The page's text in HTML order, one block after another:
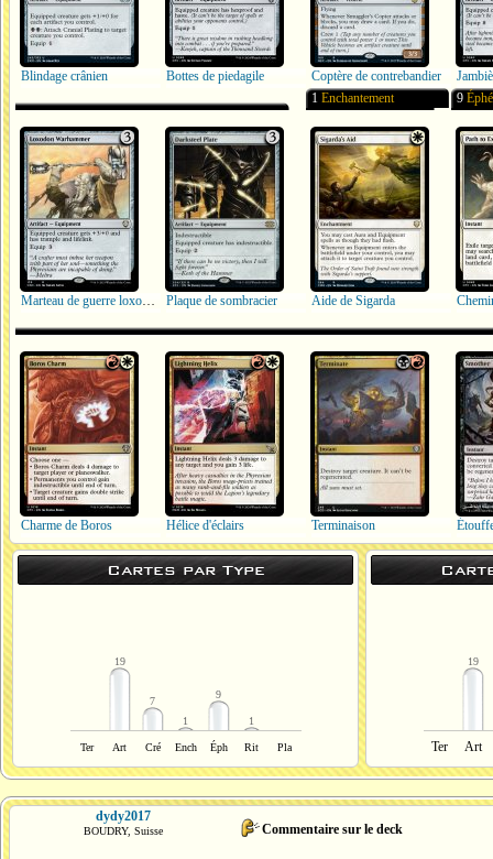
Blindage crânien Bottes de piedagile Coptère de contrebandier
Marteau de guerre loxodon Plaque de sombracier
1 Enchantement
Aide de Sigarda
9
Charme de Boros Hélice d'éclairs Terminaison
Cartes par Type
19
7
1
9
1
Ter Art Cré Ench Éph Rit Pla
19
Ter Art
dydy2017
BOUDRY, Suisse Commentaire sur le deck